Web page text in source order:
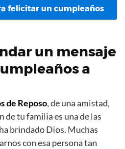
felicitar un cumpleaños
un mensaje
a
de Reposo, de una amistad,
de tu familia es una de las
brindado Dios. Muchas
con esa persona tan